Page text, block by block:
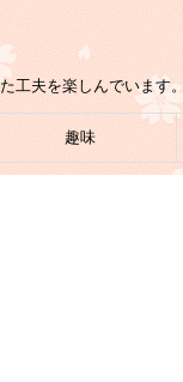
工夫を楽しんでいます。
趣味